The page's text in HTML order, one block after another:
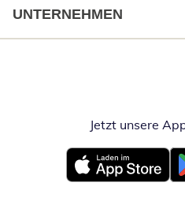
UNTERNEHMEN
Jetzt unsere
Öffnet in neuem